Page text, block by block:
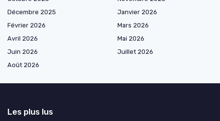
Décembre 2025
Janvier 2026
Février 2026
Mars 2026
Avril 2026
Mai 2026
Juin 2026
Juillet 2026
Août 2026
Les plus lus